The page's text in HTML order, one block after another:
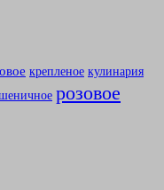
крепленое кулинария
розовое